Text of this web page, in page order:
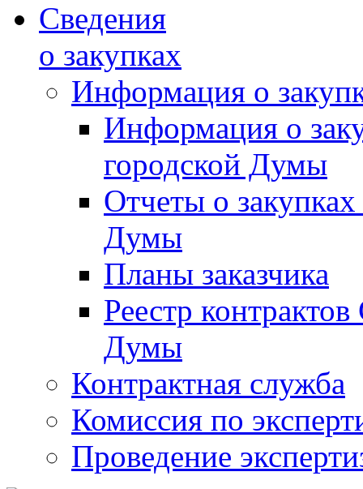
Сведения
о закупках
Информация о
Информация о
городской Думы
Отчеты о
Думы
Планы заказчика
Реестр
Думы
Контрактная служба
Комиссия по
Проведение